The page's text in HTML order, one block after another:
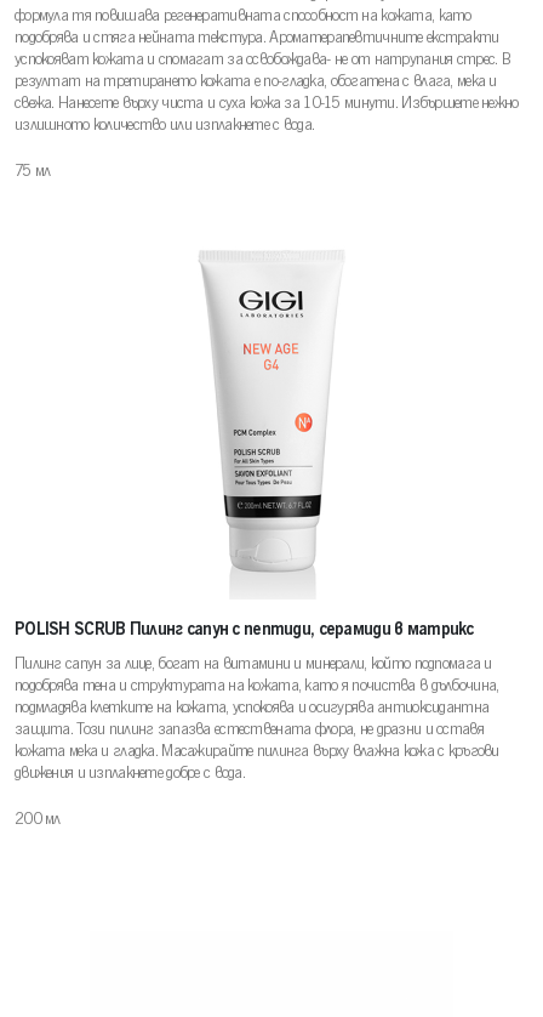
формула тя повишава регенеративната способност на кожата, като
подобрява и стяга нейната текстура. Ароматерапевтичните екстракти
успокояват кожата и спомагат за освобождава- не от натрупания стрес. В
резултат на третирането кожата е по-гладка, обогатена с влага, мека и
свежа. Нанесете върху чиста и суха кожа за 10-15 минути. Избършете нежно
излишното количество или изплакнете с вода.
75 мл
POLISH SCRUB Пилинг сапун с пептиди, серамиди в матрикс
Пилинг сапун за лице, богат на витамини и минерали, който подпомага и
подобрява тена и структурата на кожата, като я почиства в дълбочина,
подмладява клетките на кожата, успокоява и осигурява антиоксидантна
защита. Този пилинг запазва естествената флора, не дразни и оставя
кожата мека и гладка. Масажирайте пилинга върху влажна кожа с кръгови
движения и изплакнете добре с вода.
200 мл